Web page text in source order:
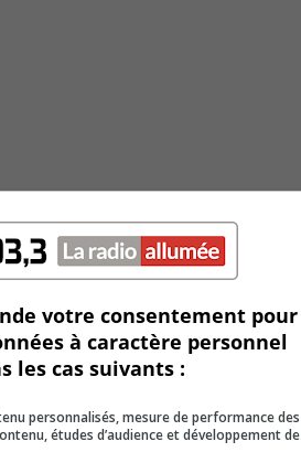
votre consentement pour
à caractère personnel
les cas suivants :
personnalisés, mesure de performance des
études d’audience et développement de